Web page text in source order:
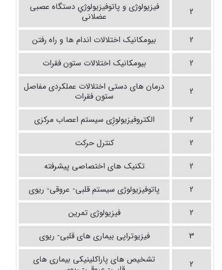
2
فیزیولوژی و پاتوفیزیولوژیِ دستگاه عصبی
عضلانی
2
بیومکانیک اختلالات اندام ها و راه رفتن
2
بیومکانیک اختلالات ستون فقرات
2
درمان های دستی اختلالات عملکردی مفاصل
ستون فقرات
2
الکتروفیزیولوژِی سیستم اعصاب مرکزی
2
کنترل حرکت
2
تکنیک های اختصاصی پیشرفته
2
پاتوفیزیولوژی سیستم قلبی- عروقی- ریوی
2
فیزیولوژی تمرین
3
فیزیوتراپی بیماری های قلبی- ریوی
2
تشخیص های پاراکلینیکی بیماری های